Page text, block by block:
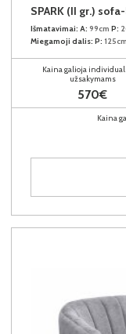
SPARK (II gr.)
Išmatavimai: A: 99cm P:
Miegamoji dalis: P: 125cm
Kaina galioja
užsakymams
570€
Kaina